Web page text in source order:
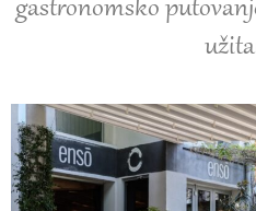
gastronomsko